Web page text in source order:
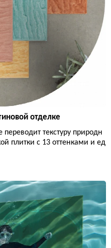
отделке
текстуру природн
плитки с 13 оттенками и ед